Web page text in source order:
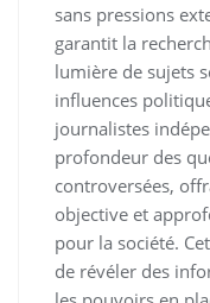
sans pressions
garantit la
lumière de sujets
influences
journalistes
profondeur des
controversées,
objective et
pour la société.
de révéler des